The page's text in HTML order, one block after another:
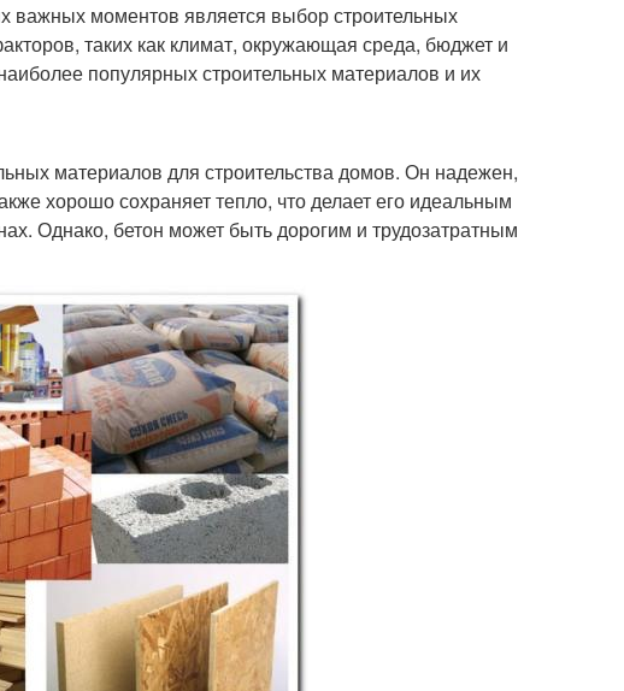
важных моментов является выбор строительных
таких как климат, окружающая среда, бюджет и
популярных строительных материалов и их
материалов для строительства домов. Он надежен,
хорошо сохраняет тепло, что делает его идеальным
Однако, бетон может быть дорогим и трудозатратным